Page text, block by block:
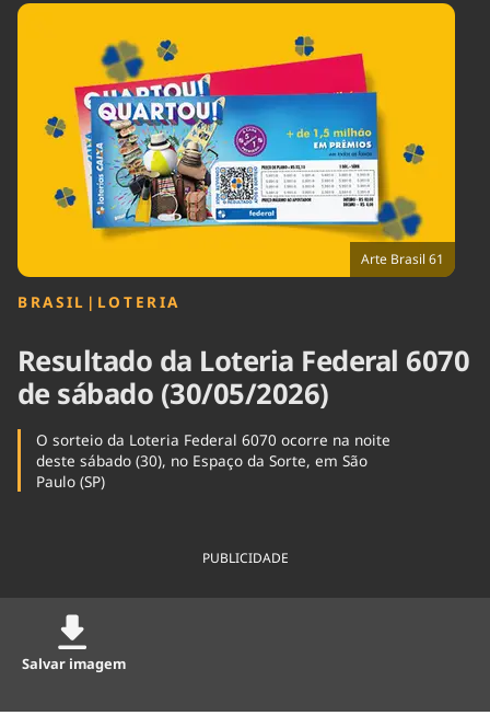
Agronegócios
Brasil Mineral
Ciência &
Tecnologia
Cinema
Comportamento
Cultura
Economia
Educação
Infraestrutura
Internacional
Meio Ambiente
Podcast
Política
Saúde
Tempo
Arte Brasil 61
BRASIL | LOTERIA
Resultado da Loteria Federal 6070
de sábado (30/05/2026)
O sorteio da Loteria Federal 6070 ocorre na noite
deste sábado (30), no Espaço da Sorte, em São
Paulo (SP)
PUBLICIDADE
Salvar imagem